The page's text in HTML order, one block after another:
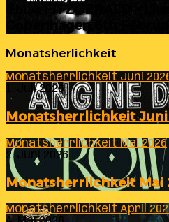
ELLA FITZGERALD –
Copenhagen 6th
Monatsherlichkeit
Monatsherrlichkeit Juni
1. Juli 2026
Monatsherrlichkeit
Monatsherrlichkeit Mai 2026
2. Juni 2026
Monatsherrlichkeit Mai
Monatsherrlichkeit April